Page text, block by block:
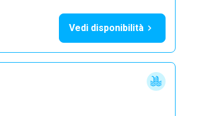
Vedi disponibilità